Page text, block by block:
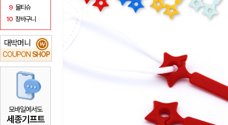
9 물티슈
10 장바구니
대박머니
COUPON SHOP
₩
모바일에서도
세종기프트